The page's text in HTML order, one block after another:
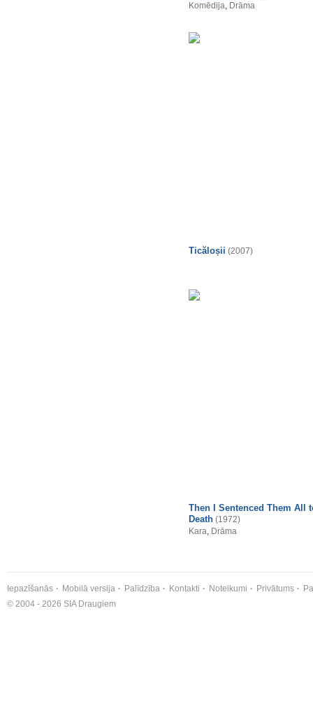
Komēdija, Drāma
Ticăloșii (2007)
Then I Sentenced Them All
Death (1972)
Kara, Drāma
Iepazīšanās Mobilā versija Palīdzība Kontakti Noteikumi Privātums
© 2004 - 2026 SIA Draugiem